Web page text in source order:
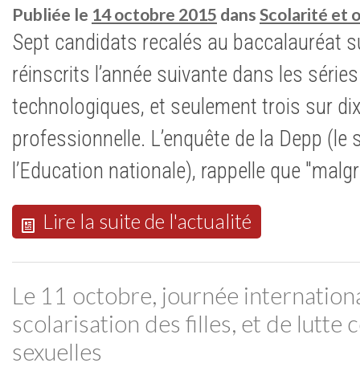
Publiée le 14 octobre 2015 dansScolarité et
Sept candidats recalés au baccalauréat
réinscrits l’année suivante dans les
technologiques, et seulement trois sur
professionnelle. L’enquête de la Depp
l’Education nationale), rappelle que
Lire la suite de l'actualité
Le 11 octobre, journée
scolarisation des filles, et de lutte
sexuelles